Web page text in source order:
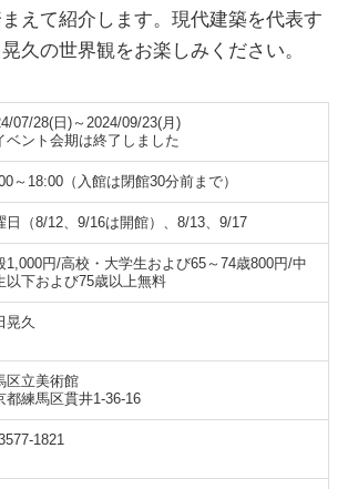
えて紹介します。現代建築を代表す
久の世界観をお楽しみください。
07/28(日)～2024/09/23(月)
ベント会期は終了しました
～18:00（入館は閉館30分前まで）
日（8/12、9/16は開館）、8/13、9/17
1,000円/高校・大学生および65～74歳800円/中
以下および75歳以上無料
晃久
区立美術館
都練馬区貫井1-36-16
1821